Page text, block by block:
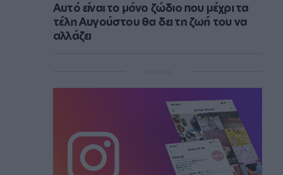
Αυτό είναι το μόνο ζώδιο που μέχρι τα
τέλη Αυγούστου θα δει τη ζωή του να
αλλάζει